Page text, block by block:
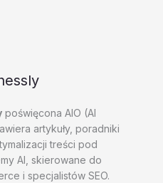
poświęcona AIO (AI
artykuły, poradniki
treści pod
AI, skierowane do
i specjalistów SEO.